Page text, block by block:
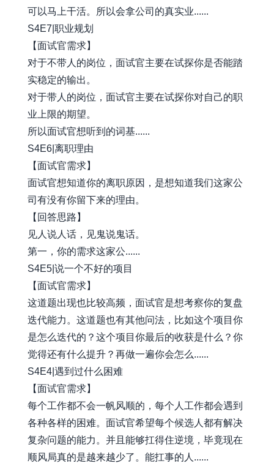
可以马上干活。所以会拿公司的真实业......
S4E7|职业规划
【面试官需求】
对于不带人的岗位，面试官主要在试探你是否能踏
实稳定的输出。
对于带人的岗位，面试官主要在试探你对自己的职
业上限的期望。
所以面试官想听到的词基......
S4E6|离职理由
【面试官需求】
面试官想知道你的离职原因，是想知道我们这家公
司有没有你留下来的理由。
【回答思路】
见人说人话，见鬼说鬼话。
第一，你的需求这家公......
S4E5|说一个不好的项目
【面试官需求】
这道题出现也比较高频，面试官是想考察你的复盘
迭代能力。这道题也有其他问法，比如这个项目你
是怎么迭代的？这个项目你最后的收获是什么？你
觉得还有什么提升？再做一遍你会怎么......
S4E4|遇到过什么困难
【面试官需求】
每个工作都不会一帆风顺的，每个人工作都会遇到
各种各样的困难。面试官希望每个候选人都有解决
复杂问题的能力。并且能够扛得住逆境，毕竟现在
顺风局真的是越来越少了。能扛事的人......